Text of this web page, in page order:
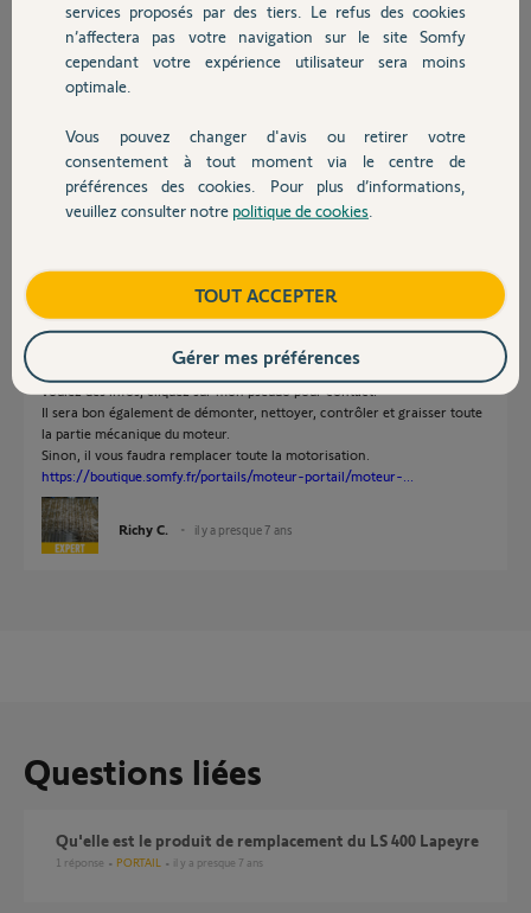
Autres produits
Devis avec un pro
Contact
Maryline L.
il y a presque 7 ans
Réponses
Il n'y a plus de pièce détachée pour ce modèle et il est possible que votre
Il n'est pas bon à jeter, mais peut se faire réparer à moindre coût. Si vous
voulez des infos, cliquez sur mon pseudo pour contact.
Il sera bon également de démonter, nettoyer, contrôler et graisser toute
la partie mécanique du moteur.
Sinon, il vous faudra remplacer toute la motorisation.
https://boutique.somfy.fr/portails/moteur-portail/moteur-...
Richy C. il y a presque 7 ans
Questions liées
Qu'elle est le produit de remplacement du LS 400 Lapeyre
1 réponse PORTAIL il y a presque 7 ans
services proposés par des tiers. Le refus des cookies
n’affectera pas votre navigation sur le site Somfy
cependant votre expérience utilisateur sera moins
optimale.
Vous pouvez changer d'avis ou retirer votre
consentement à tout moment via le centre de
préférences des cookies. Pour plus d’informations,
veuillez consulter notre politique de cookies
TOUT ACCEPTER
Gérer mes préférences